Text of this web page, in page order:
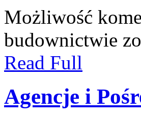
Możliwość
budownictwie
Read Full
Agencje i